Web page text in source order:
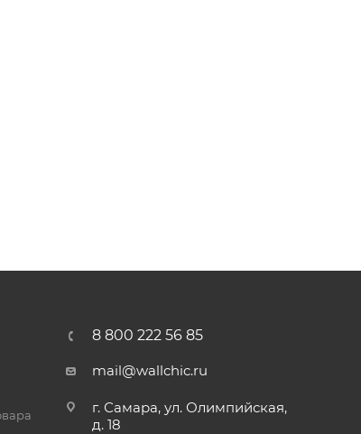
8 800 222 56 85
mail@wallchic.ru
г. Самара, ул. Олимпийская,
д. 18